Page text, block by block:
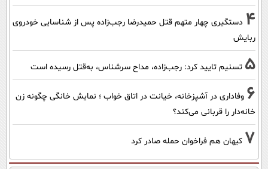
4 دستگیری چهار متهم قتل حمیدرضا رجب‌زاده پس از شناسایی خودروی
ربایش
5 تسنیم تایید کرد: رجب‌زاده، مداح سرشناس، به‌قتل رسیده است
6 وفاداری در آشپزخانه، خیانت در اتاق خواب ؛ نمایش خانگی چگونه زن
خانه‌دار را قربانی می‌کند؟
7 کیهان هم فراخوان حمله صادر کرد